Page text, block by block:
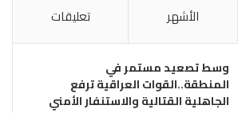
الأشهر تعليقات
وسط تصعيد مستمر في
المنطقة..القوات العراقية ترفع
الجاهلية القتالية والاستنفار الأمني